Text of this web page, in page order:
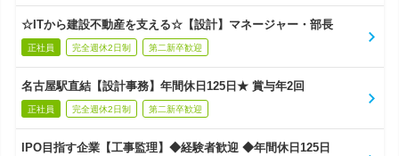
☆ITから建設不動産を支える☆【設計】マネージャー・部長
正社員 完全週休2日制 第二新卒歓迎
名古屋駅直結【設計事務】年間休日125日★ 賞与年2回
正社員 完全週休2日制 第二新卒歓迎
IPO目指す企業【工事監理】◆経験者歓迎 ◆年間休日125日